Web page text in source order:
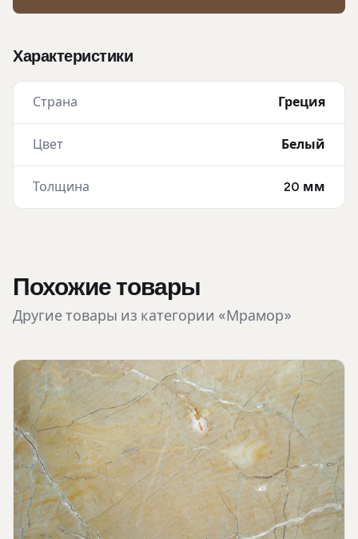
Характеристики
Страна Греция
Цвет Белый
Толщина 20 мм
Похожие товары
Другие товары из категории «Мрамор»